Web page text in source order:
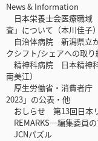
News & Information
日本栄養士会医療職域
査」について（本川佳子）
自治体病院 新潟県立
クシフト/シェアへの取
精神科病院 日本精神
南美江）
厚生労働省・消費者庁
2023」の公表・他
おしらせ 第13回日本
REMARKS―編集委員の
JCNパズル